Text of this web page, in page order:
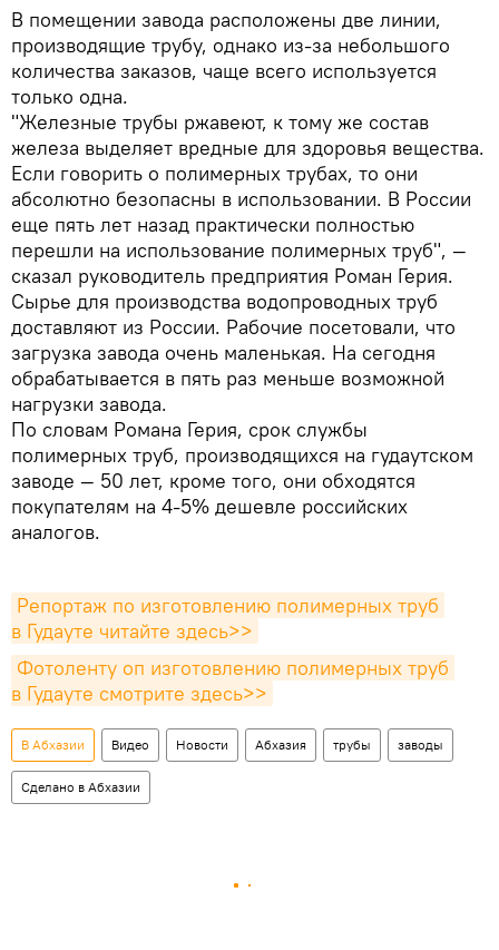
В помещении завода расположены две линии,
производящие трубу, однако из-за небольшого
количества заказов, чаще всего используется
только одна.
"Железные трубы ржавеют, к тому же состав
железа выделяет вредные для здоровья вещества.
Если говорить о полимерных трубах, то они
абсолютно безопасны в использовании. В России
еще пять лет назад практически полностью
перешли на использование полимерных труб", —
сказал руководитель предприятия Роман Герия.
Сырье для производства водопроводных труб
доставляют из России. Рабочие посетовали, что
загрузка завода очень маленькая. На сегодня
обрабатывается в пять раз меньше возможной
нагрузки завода.
По словам Романа Герия, срок службы
полимерных труб, производящихся на гудаутском
заводе — 50 лет, кроме того, они обходятся
покупателям на 4-5% дешевле российских
аналогов.
Репортаж по изготовлению полимерных труб
в Гудауте читайте здесь>>
Фотоленту оп изготовлению полимерных труб
в Гудауте смотрите здесь>>
В Абхазии Видео Новости Абхазия трубы заводы
Сделано в Абхазии